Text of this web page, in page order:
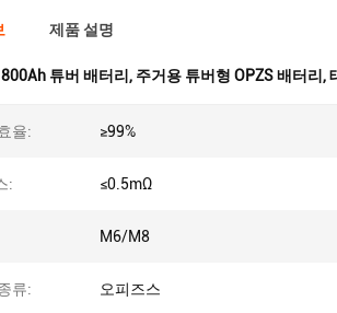
제품 설명
튜버 배터리 , 주거용 튜버형 OPZS 배터리 ,
율: ≥99%
: ≤0.5mΩ
M6/M8
류: 오피즈스